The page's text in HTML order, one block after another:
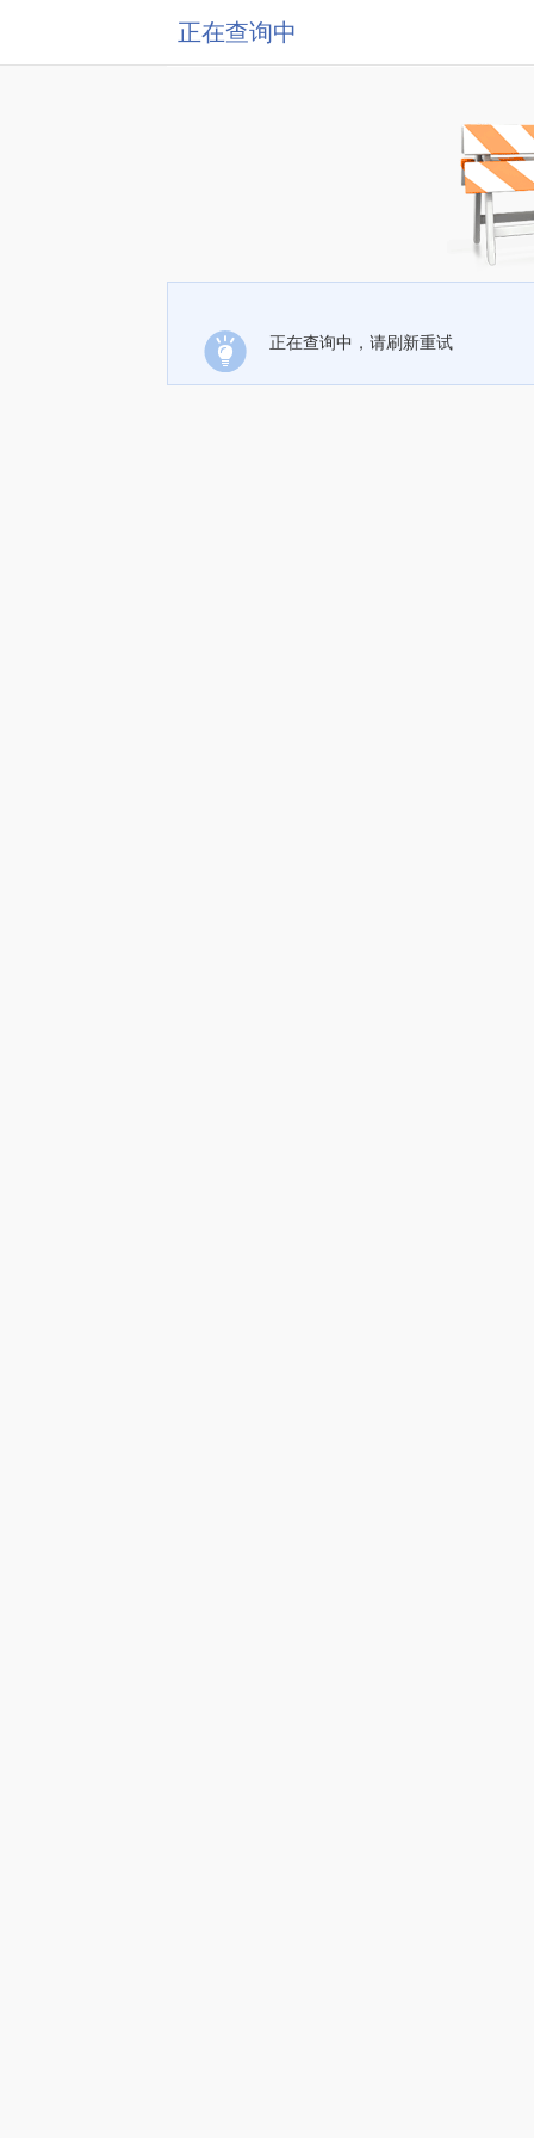
正在查询中
正在查询中，请刷新重试